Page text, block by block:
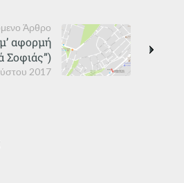
Άρθρο
2017
αφορμή
Σοφιάς”)